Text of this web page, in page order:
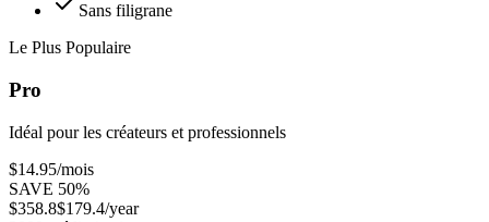
Sans filigrane
Le Plus Populaire
Pro
Idéal pour les créateurs et professionnels
$14.95/mois
SAVE 50%
$358.8$179.4/year